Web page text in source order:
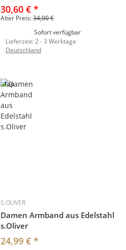
30,60 € *
Alter Preis:34,00 €
Sofort verfügbar
Lieferzeit:2 - 3 Werktage
Deutschland
Top
S.OLIVER
Damen Armband aus Edelstahl
s.Oliver
24,99 € *